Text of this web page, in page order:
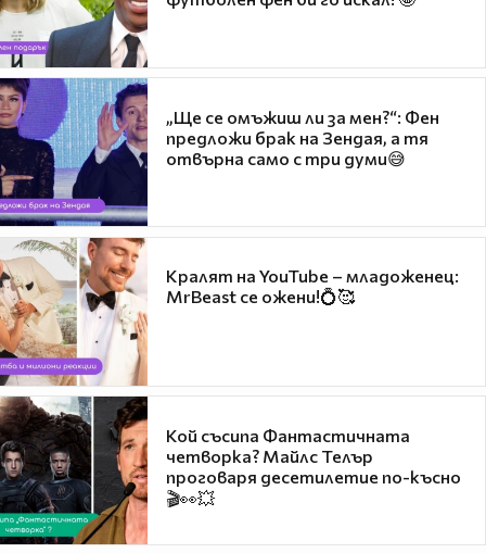
„Ще се омъжиш ли за мен?“: Фен
предложи брак на Зендая, а тя
отвърна само с три думи😅
Кралят на YouTube – младоженец:
MrBeast се ожени!💍🥰
Кой съсипа Фантастичната
четворка? Майлс Телър
проговаря десетилетие по-късно
🎬👀💥